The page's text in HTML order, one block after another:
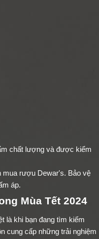
chất lượng và được kiểm
mua rượu Dewar's. Bảo vệ
áp.
Mùa Tết 2024
là khi bạn đang tìm kiếm
cung cấp những trải nghiệm